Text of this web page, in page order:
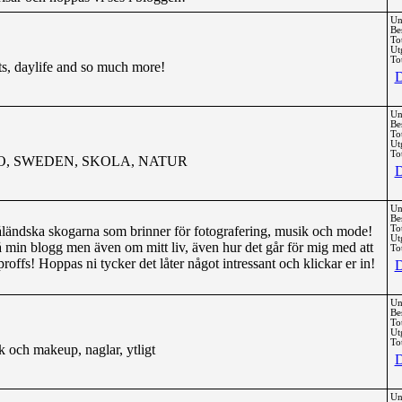
daylife and so much more!
SWEDEN, SKOLA, NATUR
skogarna som brinner för fotografering, musik och mode!
blogg men även om mitt liv, även hur det går för mig med att
Hoppas ni tycker det låter något intressant och klickar er in!
och makeup, naglar, ytligt